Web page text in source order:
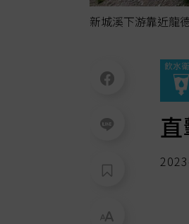
新城溪下游靠近龍